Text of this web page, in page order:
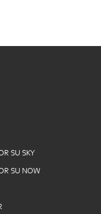
SU SKY
SU NOW